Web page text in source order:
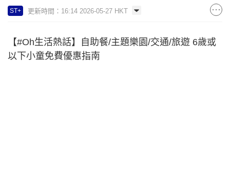
ST+ 更新時間：16:14 2026-05-27 HKT
【#Oh生活熱話】自助餐/主題樂園/交通/旅遊 6歲或
以下小童免費優惠指南